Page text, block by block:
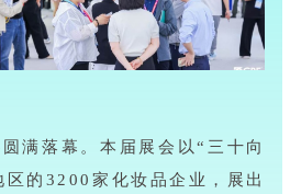
满落幕。本届展会以“三十向
的3200家化妆品企业，展出